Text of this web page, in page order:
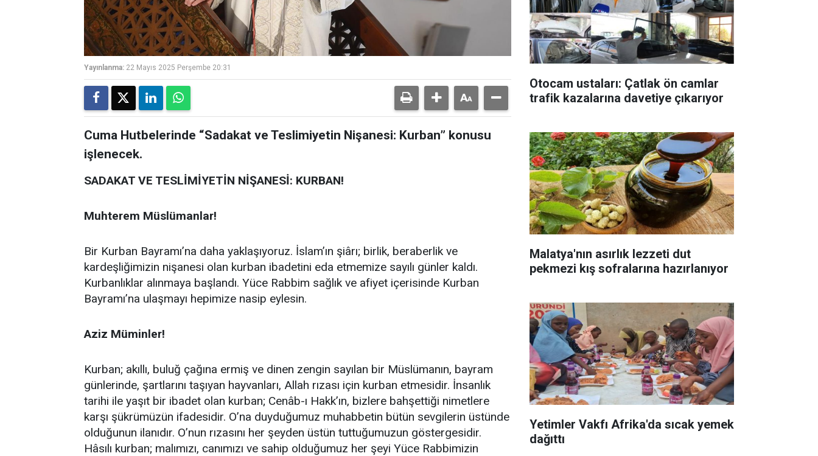
Yayınlanma: 22 Mayıs 2025 Perşembe 20:31
Cuma Hutbelerinde “Sadakat ve Teslimiyetin Nişanesi: Kurban” konusu
işlenecek.
SADAKAT VE TESLİMİYETİN NİŞANESİ: KURBAN!
Muhterem Müslümanlar!
Bir Kurban Bayramı’na daha yaklaşıyoruz. İslam’ın şiârı; birlik, beraberlik ve
kardeşliğimizin nişanesi olan kurban ibadetini eda etmemize sayılı günler kaldı.
Kurbanlıklar alınmaya başlandı. Yüce Rabbim sağlık ve afiyet içerisinde Kurban
Bayramı’na ulaşmayı hepimize nasip eylesin.
Aziz Müminler!
Kurban; akıllı, buluğ çağına ermiş ve dinen zengin sayılan bir Müslümanın, bayram
günlerinde, şartlarını taşıyan hayvanları, Allah rızası için kurban etmesidir. İnsanlık
tarihi ile yaşıt bir ibadet olan kurban; Cenâb-ı Hakk’ın, bizlere bahşettiği nimetlere
karşı şükrümüzün ifadesidir. O’na duyduğumuz muhabbetin bütün sevgilerin üstünde
olduğunun ilanıdır. O’nun rızasını her şeyden üstün tuttuğumuzun göstergesidir.
Hâsılı kurban; malımızı, canımızı ve sahip olduğumuz her şeyi Yüce Rabbimizin
Otocam ustaları: Çatlak ön camlar
trafik kazalarına davetiye çıkarıyor
Malatya'nın asırlık lezzeti dut
pekmezi kış sofralarına hazırlanıyor
Yetimler Vakfı Afrika'da sıcak yemek
dağıttı